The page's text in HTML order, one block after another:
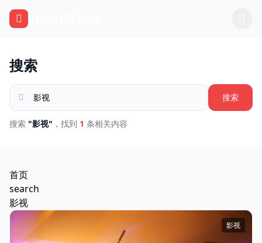
跳过导航
搜索
搜索
搜索 "影视" ，找到 1 条相关内容
首页
search
影视
影视